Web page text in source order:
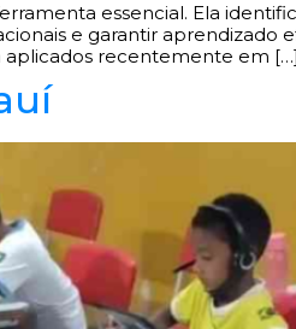
essencial. Ela
e garantir
aplicados recentemente em […]